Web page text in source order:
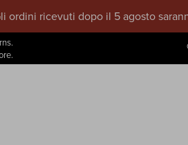
ordini ricevuti dopo il 5 agosto
contenuto